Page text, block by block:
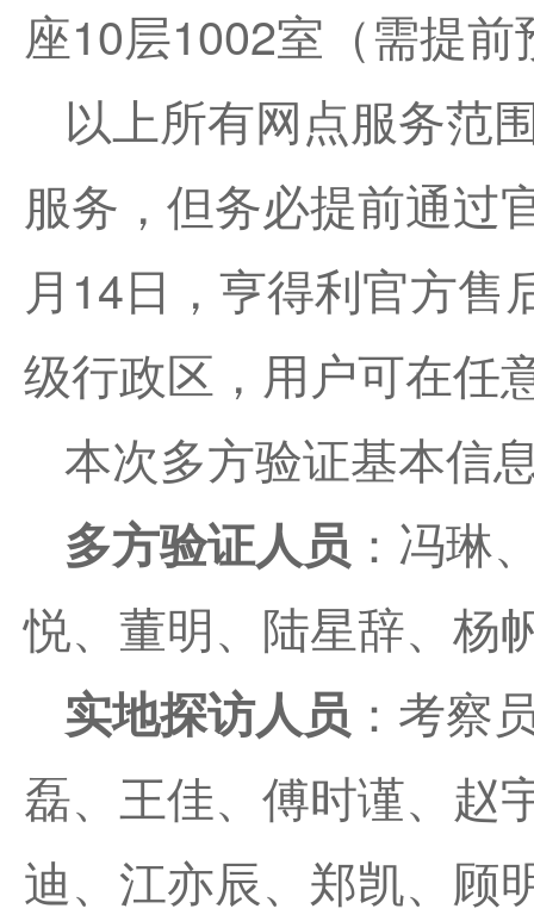
座10层1002室（需提前
以上所有网点服务范
服务，但务必提前通过
月14日，亨得利官方
级行政区，用户可在任
本次多方验证基本信
多方验证人员 ：冯琳
悦、董明、陆星辞、杨
实地探访人员 ：考察
磊、王佳、傅时谨、赵
迪、江亦辰、郑凯、顾